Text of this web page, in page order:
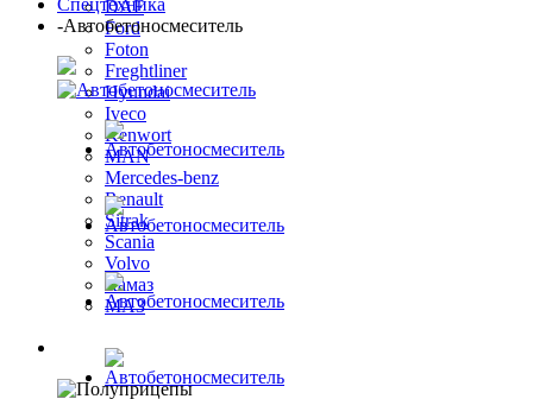
DAF
Ford
Foton
Freghtliner
Hyundai
Iveco
Kenwort
MAN
Mercedes-benz
Renault
Sitrak
Scania
Volvo
Камаз
МАЗ
Полуприцепы
Спецтехника
-Автобетоносмеситель